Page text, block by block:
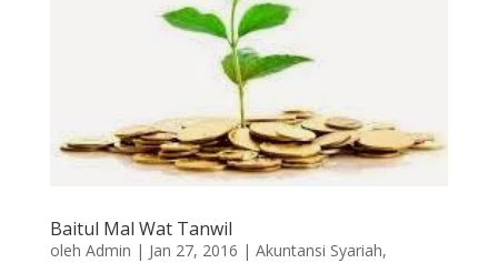
Baitul Mal Wat Tanwil
oleh Admin | Jan 27, 2016 | Akuntansi Syariah,